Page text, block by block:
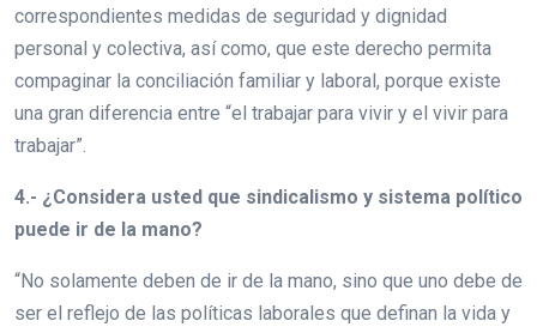
correspondientes medidas de seguridad y dignidad
personal y colectiva, así como, que este derecho permita
compaginar la conciliación familiar y laboral, porque existe
una gran diferencia entre “el trabajar para vivir y el vivir para
trabajar”.
4.- ¿Considera usted que sindicalismo y sistema político
puede ir de la mano?
“No solamente deben de ir de la mano, sino que uno debe de
ser el reflejo de las políticas laborales que definan la vida y